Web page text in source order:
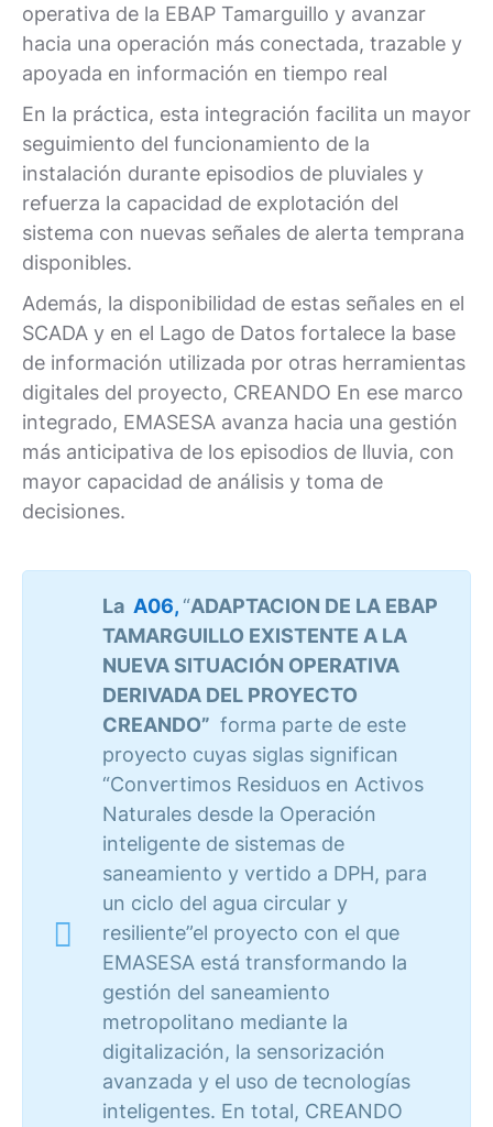
operativa de la EBAP Tamarguillo y avanzar
hacia una operación más conectada, trazable y
apoyada en información en tiempo real
En la práctica, esta integración facilita un mayor
seguimiento del funcionamiento de la
instalación durante episodios de pluviales y
refuerza la capacidad de explotación del
sistema con nuevas señales de alerta temprana
disponibles.
Además, la disponibilidad de estas señales en el
SCADA y en el Lago de Datos fortalece la base
de información utilizada por otras herramientas
digitales del proyecto, CREANDO En ese marco
integrado, EMASESA avanza hacia una gestión
más anticipativa de los episodios de lluvia, con
mayor capacidad de análisis y toma de
decisiones.
La A06, “ADAPTACION DE LA EBAP
TAMARGUILLO EXISTENTE A LA
NUEVA SITUACIÓN OPERATIVA
DERIVADA DEL PROYECTO
CREANDO” forma parte de este
proyecto cuyas siglas significan
“Convertimos Residuos en Activos
Naturales desde la Operación
inteligente de sistemas de
saneamiento y vertido a DPH, para
un ciclo del agua circular y
resiliente”el proyecto con el que
EMASESA está transformando la
gestión del saneamiento
metropolitano mediante la
digitalización, la sensorización
avanzada y el uso de tecnologías
inteligentes. En total, CREANDO